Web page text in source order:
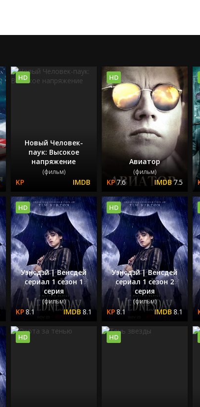
Новый Человек-
паук: Высокое
напряжение
(фильм)
HD
Авиатор
(фильм)
7.6 7.5
HD
Уэнсдэй | Венсдей
сериал 1 сезон 1
серия
(фильм)
8.1 8.1
HD
Уэнсдэй | Венсдей
сериал 1 сезон 2
серия
(фильм)
8.1 8.1
HD
HD HD